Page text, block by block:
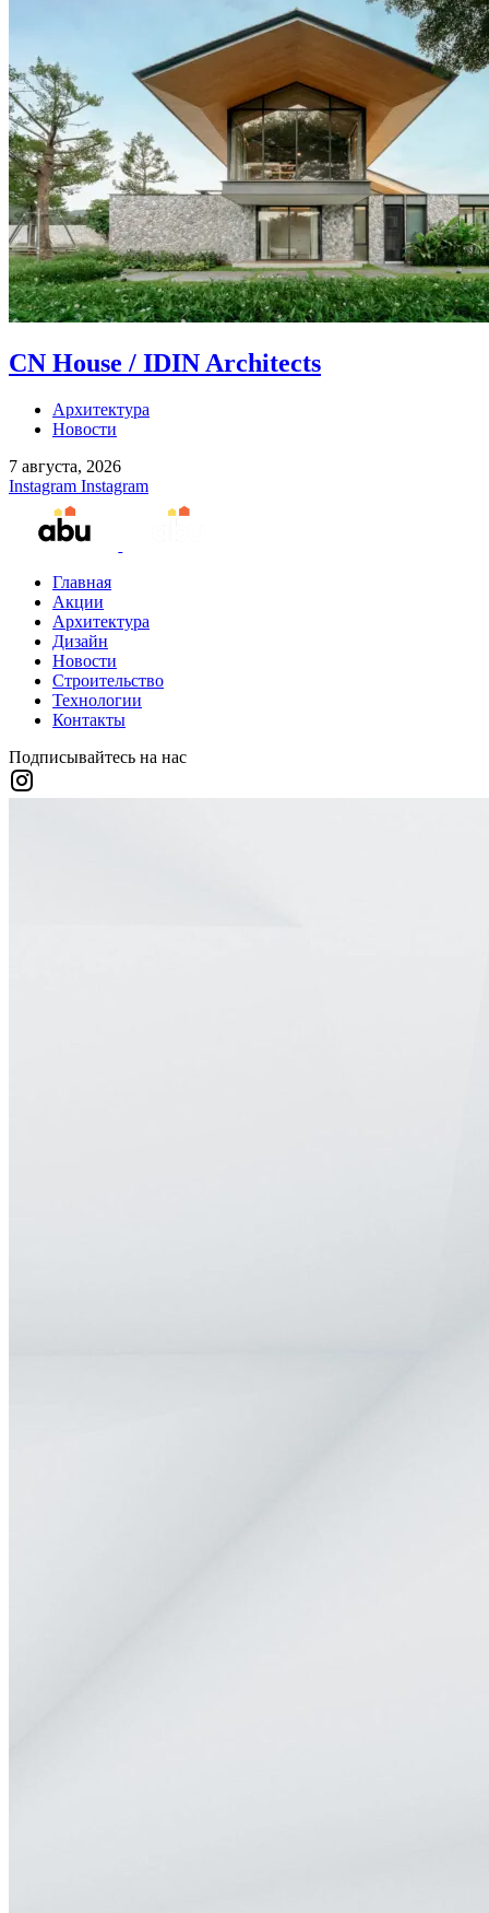
CN House / IDIN Architects
Архитектура
Новости
7 августа, 2026
Instagram Instagram
Главная
Акции
Архитектура
Дизайн
Новости
Строительство
Технологии
Контакты
Подписывайтесь на нас